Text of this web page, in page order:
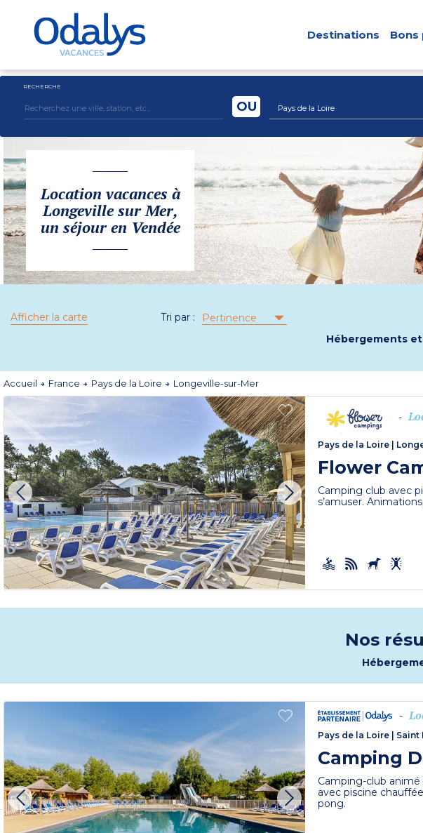
Destinations Bons
RECHERCHE
Pays de la Loire
OU
Location vacances à
Longeville sur Mer,
un séjour en Vendée
Afficher la carte Tri par : Pertinence
Hébergements
Accueil France Pays de la Loire Longeville-sur-Mer
-
Pays de la Loire
Flower
Camping club avec
s’amuser.
Nos
-
Pays de la Loire Saint
Camping
Camping-club
avec piscine
pong.